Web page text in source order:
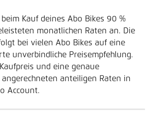
Kauf deines Abo Bikes 90 %
monatlichen Raten an. Die
bei vielen Abo Bikes auf eine
unverbindliche Preisempfehlung.
und eine genaue
anteiligen Raten in
Account.